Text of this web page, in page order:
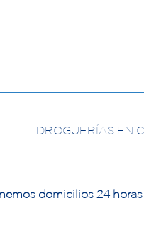
DROGUERÍAS EN
domicilios 24